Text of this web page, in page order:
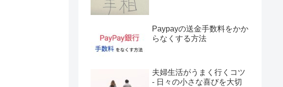
Paypayの送金手数料をかか
らなくする方法
夫婦生活がうまく行くコツ
- 日々の小さな喜びを大切